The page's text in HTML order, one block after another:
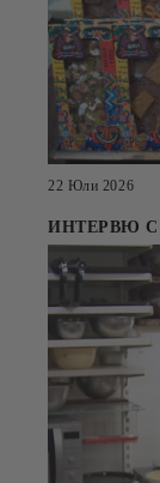
22 Юли 2026
ИНТЕРВЮ